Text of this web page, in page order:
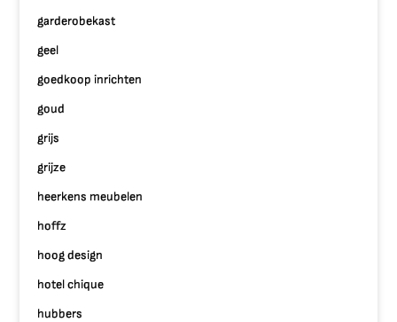
garderobekast
geel
goedkoop inrichten
goud
grijs
grijze
heerkens meubelen
hoffz
hoog design
hotel chique
hubbers